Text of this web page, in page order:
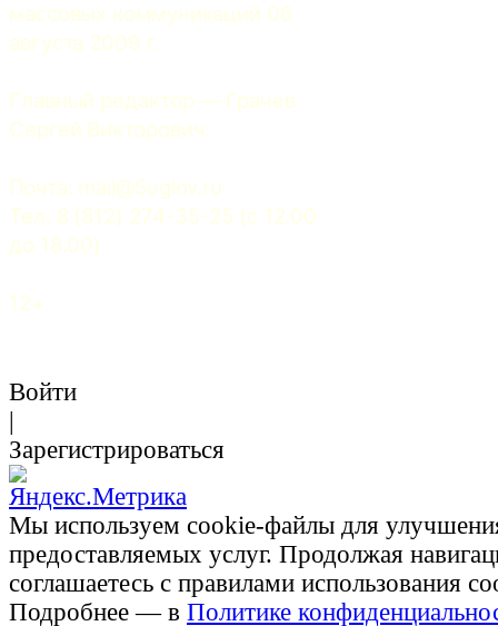
массовых коммуникаций 06
августа 2009 г.
Главный редактор — Грачев
Сергей Викторович.
Почта: mail@5uglov.ru
Тел. 8 (812) 274-35-25 (c 12.00
до 18.00)
12+
Войти
|
Зарегистрироваться
Мы используем cookie-файлы для
предоставляемых услуг. Продолжая
соглашаетесь с правилами использования
Подробнее — в Политике